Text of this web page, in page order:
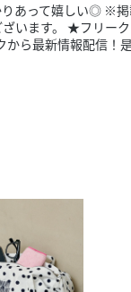
あって嬉しい◎ ※
います。 ★フリー
ら最新情報配信！